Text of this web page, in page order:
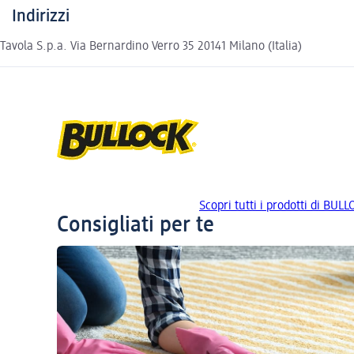
Indirizzi
Tavola S.p.a. Via Bernardino Verro 35 20141 Milano (Italia)
Scopri tutti i prodotti di
Consigliati per te